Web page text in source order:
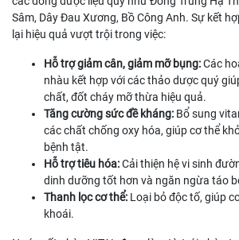
Sâm, Dây Đau Xương, Bồ Công Anh. Sự kết
lại hiệu quả vượt trội trong việc:
Hỗ trợ giảm cân, giảm mỡ bụng:Các
nhàu kết hợp với các thảo dược quý
chất, đốt cháy mỡ thừa hiệu quả.
Tăng cường sức đề kháng: Bổ sung
các chất chống oxy hóa, giúp cơ thể
bệnh tật.
Hỗ trợ tiêu hóa:Cải thiện hệ vi sinh
dinh dưỡng tốt hơn và ngăn ngừa táo
Thanh lọc cơ thể: Loại bỏ độc tố, giúp
khoái.